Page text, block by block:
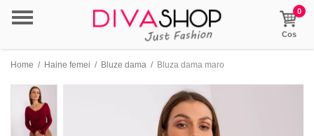
0
Cos
Home / Haine femei / Bluze dama / Bluza dama maro